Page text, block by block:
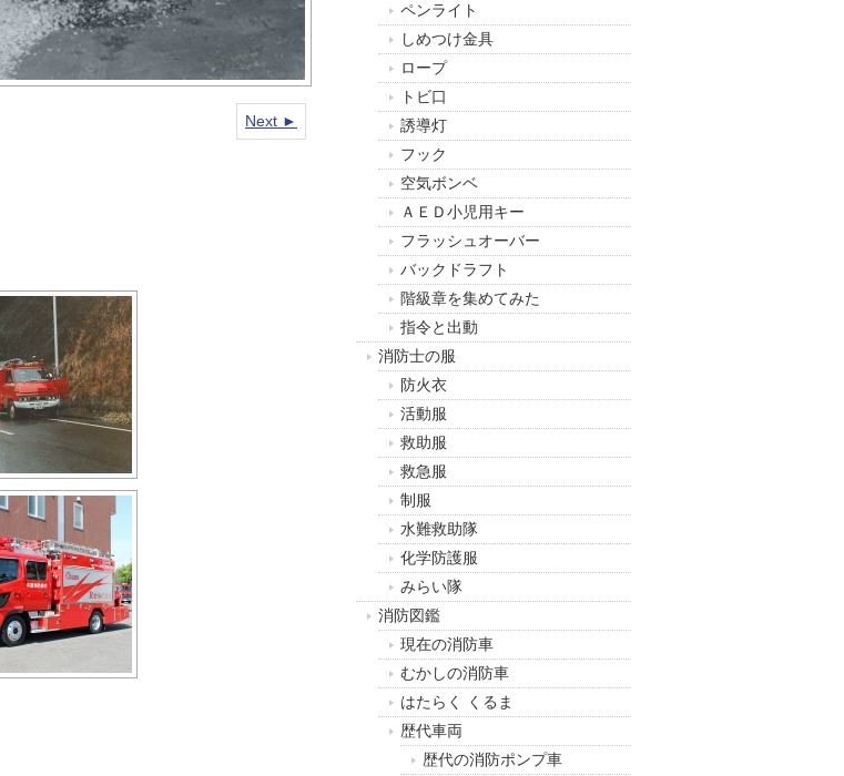
Next ►
ペンライト
しめつけ金具
ロープ
トビ口
誘導灯
フック
空気ボンベ
ＡＥＤ小児用キー
フラッシュオーバー
バックドラフト
階級章を集めてみた
指令と出動
消防士の服
防火衣
活動服
救助服
救急服
制服
水難救助隊
化学防護服
みらい隊
消防図鑑
現在の消防車
むかしの消防車
はたらく くるま
歴代車両
歴代の消防ポンプ車